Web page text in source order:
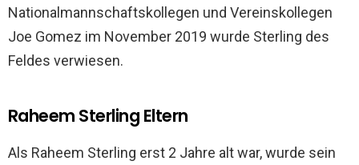
Nationalmannschaftskollegen und Vereinskollegen
Joe Gomez im November 2019 wurde Sterling des
Feldes verwiesen.
Raheem Sterling Eltern
Als Raheem Sterling erst 2 Jahre alt war, wurde sein